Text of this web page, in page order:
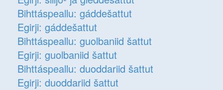
Bihttáspeallu: gáddešattut
Egirji: gáddešattut
Bihttáspeallu: guolbaniid šattut
Egirji: guolbaniid šattut
Bihttáspeallu: duoddariid šattut
Egirji: duoddariid šattut